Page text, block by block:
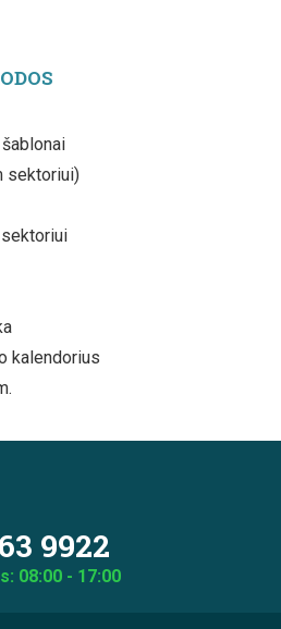
sektoriui)
sektoriui
kalendorius
9922
08:00 - 17:00